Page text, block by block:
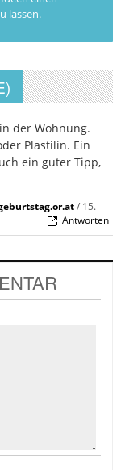
lassen.
der Wohnung.
Plastilin. Ein
ein guter Tipp,
/ 15.
Antworten